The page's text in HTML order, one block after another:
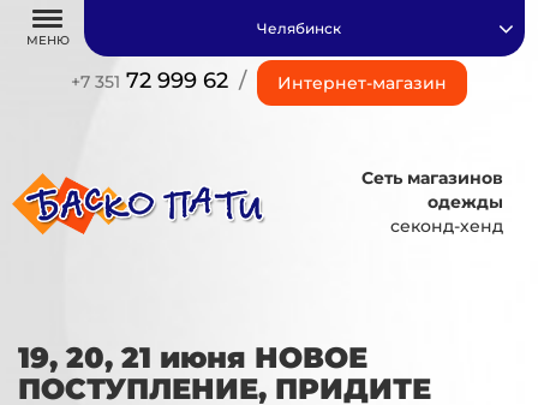
МЕНЮ
+7 351 72 999 62 / Интернет-магазин
Челябинск
Сеть магазинов
одежды
секонд-хенд
19, 20, 21 июня НОВОЕ
ПОСТУПЛЕНИЕ, ПРИДИТЕ